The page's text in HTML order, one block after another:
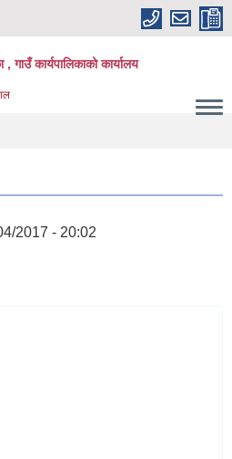
, गाउँ कार्यपालिकाको कार्यालय
2017 - 20:02